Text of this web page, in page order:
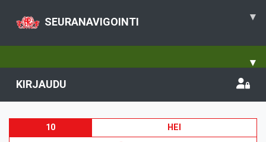
SEURANAVIGOINTI ▾
▾
KIRJAUDU
10 HEI